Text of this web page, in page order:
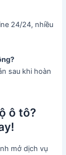
24/24, nhiều
sau khi hoàn
ô tô?
mở dịch vụ